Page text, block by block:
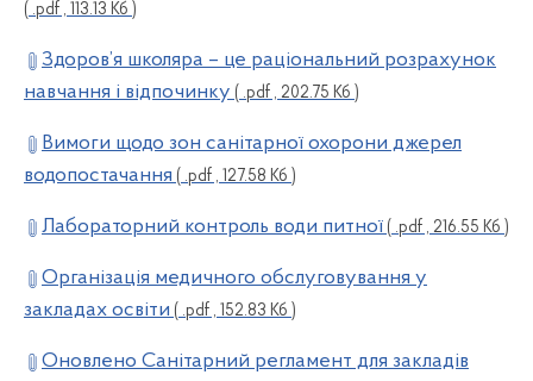
( .pdf , 113.13 Кб )
Здоров’я школяра – це раціональний розрахунок
навчання і відпочинку ( .pdf , 202.75 Кб )
Вимоги щодо зон санітарної охорони джерел
водопостачання ( .pdf , 127.58 Кб )
Лабораторний контроль води питної ( .pdf , 216.55 Кб )
Організація медичного обслуговування у
закладах освіти ( .pdf , 152.83 Кб )
Оновлено Санітарний регламент для закладів